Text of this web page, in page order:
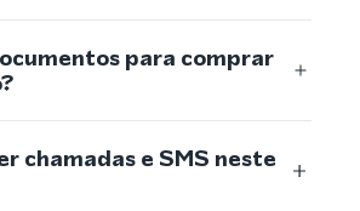
para comprar
chamadas e SMS neste